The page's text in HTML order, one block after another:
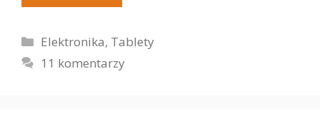
Kategorie
Elektronika, Tablety
11 komentarzy